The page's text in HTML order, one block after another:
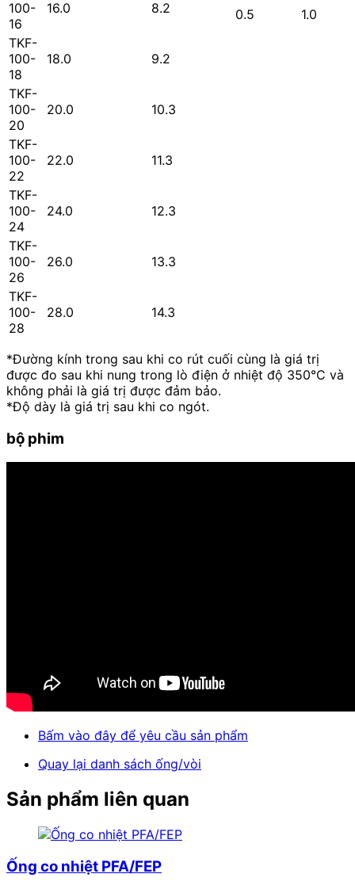
0.5 1.0
100-
16
16.0 8.2
TKF-
100-
18
18.0 9.2
TKF-
100-
20
20.0 10.3
TKF-
100-
22
22.0 11.3
TKF-
100-
24
24.0 12.3
TKF-
100-
26
26.0 13.3
TKF-
100-
28
28.0 14.3
*Đường kính trong sau khi co rút cuối cùng là giá trị
được đo sau khi nung trong lò điện ở nhiệt độ 350°C và
không phải là giá trị được đảm bảo.
*Độ dày là giá trị sau khi co ngót.
bộ phim
Bấm vào đây để yêu cầu sản phẩm
Quay lại danh sách ống/vòi
Sản phẩm liên quan
Ống co nhiệt PFA/FEP